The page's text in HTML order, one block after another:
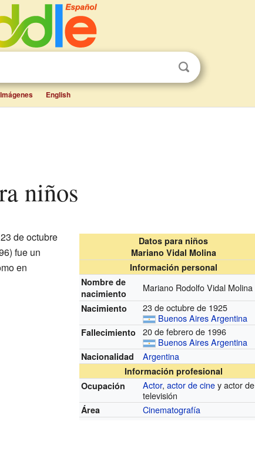
Imágenes English
niños
Datos para niños
Mariano Vidal Molina
Información personal
Nombre de
nacimiento
Mariano Rodolfo Vidal Molina
Nacimiento
23 de octubre de 1925
Buenos Aires Argentina
Fallecimiento
20 de febrero de 1996
Buenos Aires Argentina
Nacionalidad Argentina
Información profesional
Ocupación
Actor,actor de ciney actor de
televisión
Área Cinematografía
de octubre
fue un
en